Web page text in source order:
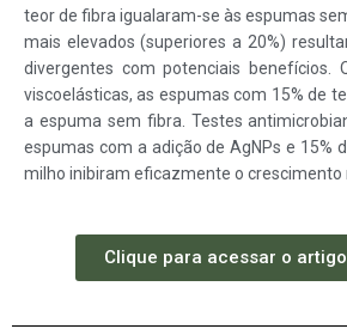
teor de fibra igualaram-se às espumas
mais elevados (superiores a 20%)
divergentes com potenciais benefícios.
viscoelásticas, as espumas com 15% de
a espuma sem fibra. Testes
espumas com a adição de AgNPs e 15%
milho inibiram eficazmente o crescimento
Clique para acessar o